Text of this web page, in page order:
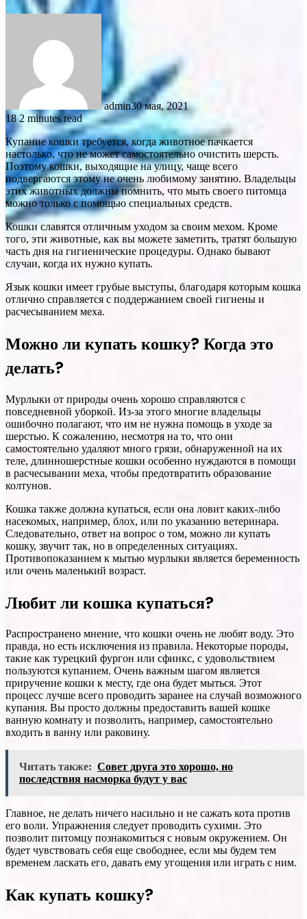
admin30 мая, 2021
182 minutes read
Купание кошки требуется, когда животное пачкается
настолько, что не может самостоятельно очистить шерсть.
Поэтому кошки, выходящие на улицу, чаще всего
подвергаются этому не очень любимому занятию. Владельцы
этих животных должны помнить, что мыть своего питомца
можно только с помощью специальных средств.
Кошки славятся отличным уходом за своим мехом. Кроме
того, эти животные, как вы можете заметить, тратят большую
часть дня на гигиенические процедуры. Однако бывают
случаи, когда их нужно купать.
Язык кошки имеет грубые выступы, благодаря которым кошка
отлично справляется с поддержанием своей гигиены и
расчесыванием меха.
Можно ли купать кошку? Когда это
делать?
Мурлыки от природы очень хорошо справляются с
повседневной уборкой. Из-за этого многие владельцы
ошибочно полагают, что им не нужна помощь в уходе за
шерстью. К сожалению, несмотря на то, что они
самостоятельно удаляют много грязи, обнаруженной на их
теле, длинношерстные кошки особенно нуждаются в помощи
в расчесывании меха, чтобы предотвратить образование
колтунов.
Кошка также должна купаться, если она ловит каких-либо
насекомых, например, блох, или по указанию ветеринара.
Следовательно, ответ на вопрос о том, можно ли купать
кошку, звучит так, но в определенных ситуациях.
Противопоказанием к мытью мурлыки является беременность
или очень маленький возраст.
Любит ли кошка купаться?
Распространено мнение, что кошки очень не любят воду. Это
правда, но есть исключения из правила. Некоторые породы,
такие как турецкий фургон или сфинкс, с удовольствием
пользуются купанием. Очень важным шагом является
приручение кошки к месту, где она будет мыться. Этот
процесс лучше всего проводить заранее на случай возможного
купания. Вы просто должны предоставить вашей кошке
ванную комнату и позволить, например, самостоятельно
входить в ванну или раковину.
Читать также: Совет друга это хорошо, но
последствия насморка будут у вас
Главное, не делать ничего насильно и не сажать кота против
его воли. Упражнения следует проводить сухими. Это
позволит питомцу познакомиться с новым окружением. Он
будет чувствовать себя еще свободнее, если мы будем тем
временем ласкать его, давать ему угощения или играть с ним.
Как купать кошку?